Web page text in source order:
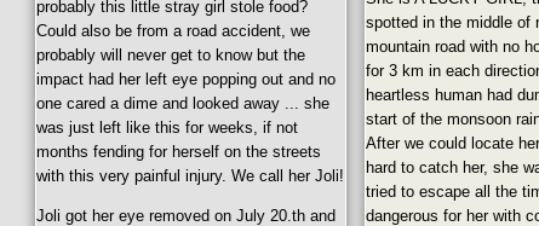
probably this little stray girl stole food?
Could also be from a road accident, we
probably will never get to know but the
impact had her left eye popping out and no
one cared a dime and looked away ... she
was just left like this for weeks, if not
months fending for herself on the streets
with this very painful injury. We call her Joli!
Joli got her eye removed on July 20.th and
spotted in the middle of
mountain road with no
for 3 km in each
heartless human had
start of the monsoon
After we could locate
hard to catch her, she
tried to escape all the
dangerous for her with